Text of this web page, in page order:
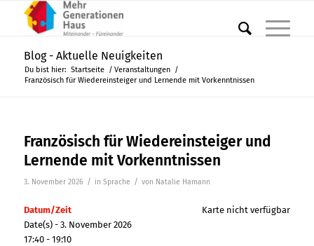
Blog - Aktuelle Neuigkeiten
Du bist hier: Startseite / Veranstaltungen /
Französisch für Wiedereinsteiger und Lernende mit Vorkenntnissen
Französisch für Wiedereinsteiger und
Lernende mit Vorkenntnissen
3. November 2026 / in Sprache / von Natalie Hamann
Karte nicht verfügbar
Datum/Zeit
Date(s) - 3. November 2026
17:40 - 19:10